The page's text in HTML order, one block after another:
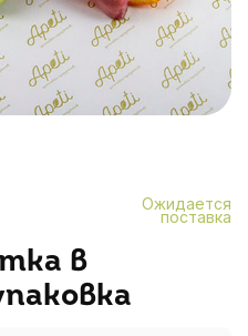
Ожидается
поставка
в